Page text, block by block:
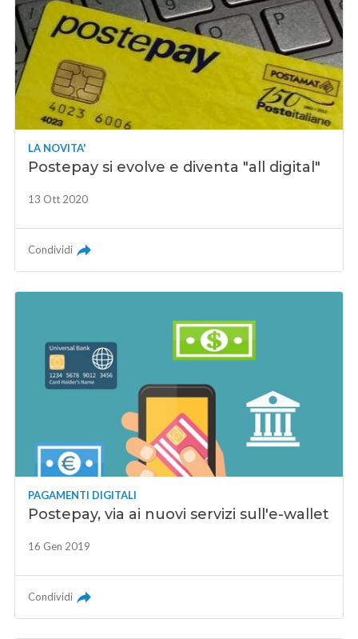
LA NOVITA'
Postepay si evolve e diventa "all digital"
13 Ott 2020
Condividi
PAGAMENTI DIGITALI
Postepay, via ai nuovi servizi sull'e-wallet
16 Gen 2019
Condividi